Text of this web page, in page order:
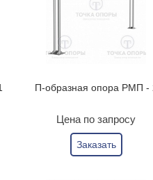
П-образная опора РМП -
Цена по запросу
Заказать